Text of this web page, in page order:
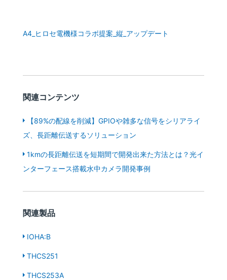
A4_ヒロセ電機様コラボ提案_縦_アップデート
関連コンテンツ
【89%の配線を削減】GPIOや雑多な信号をシリアライ
ズ、長距離伝送するソリューション
1kmの長距離伝送を短期間で開発出来た方法とは？光イ
ンターフェース搭載水中カメラ開発事例
関連製品
IOHA:B
THCS251
THCS253A